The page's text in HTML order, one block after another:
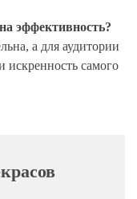
эффективность?
а для аудитории
искренность самого